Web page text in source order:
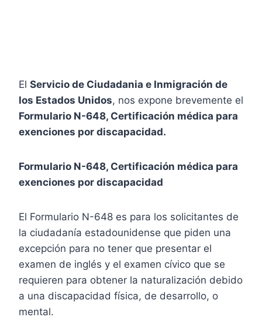
El Servicio de Ciudadania e Inmigración de
los Estados Unidos, nos expone brevemente el
Formulario N-648, Certificación médica para
exenciones por discapacidad.
Formulario N-648, Certificación médica para
exenciones por discapacidad
El Formulario N-648 es para los solicitantes de
la ciudadanía estadounidense que piden una
excepción para no tener que presentar el
examen de inglés y el examen cívico que se
requieren para obtener la naturalización debido
a una discapacidad física, de desarrollo, o
mental.